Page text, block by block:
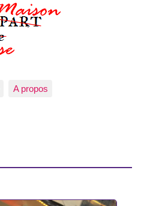
A propos